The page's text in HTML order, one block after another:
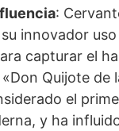
:
innovador
capturar el
Quijote de
el
y ha